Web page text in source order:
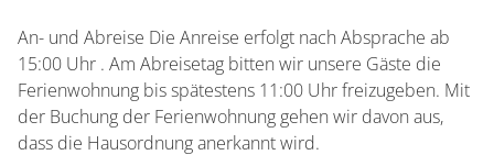
An- und Abreise Die Anreise erfolgt nach Absprache ab
15:00 Uhr . Am Abreisetag bitten wir unsere Gäste die
Ferienwohnung bis spätestens 11:00 Uhr freizugeben. Mit
der Buchung der Ferienwohnung gehen wir davon aus,
dass die Hausordnung anerkannt wird.